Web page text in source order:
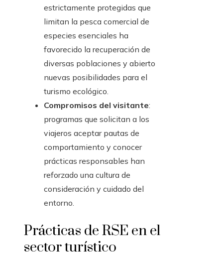
estrictamente protegidas que
limitan la pesca comercial de
especies esenciales ha
favorecido la recuperación de
diversas poblaciones y abierto
nuevas posibilidades para el
turismo ecológico.
Compromisos del visitante:
programas que solicitan a los
viajeros aceptar pautas de
comportamiento y conocer
prácticas responsables han
reforzado una cultura de
consideración y cuidado del
entorno.
Prácticas de RSE en el
sector turístico